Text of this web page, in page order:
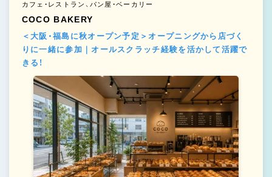
カフェ・レストラン、パン屋・ベーカリー
COCO BAKERY
＜大阪・福島に秋オープン予定＞オープニングから店づく
りに一緒に参加｜オールスクラッチ経験を活かして活躍で
きる！